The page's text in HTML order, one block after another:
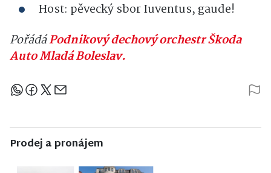
Host: pěvecký sbor Iuventus, gaude!
PořádáPodnikový dechový orchestr Škoda
Auto Mladá Boleslav.
Sdílejte článek
Prodej a pronájem